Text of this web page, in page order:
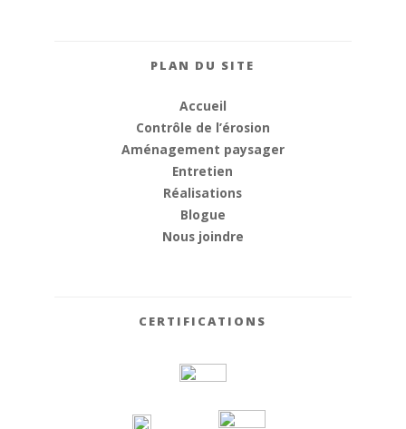
PLAN DU SITE
Accueil
Contrôle de l’érosion
Aménagement paysager
Entretien
Réalisations
Blogue
Nous joindre
CERTIFICATIONS